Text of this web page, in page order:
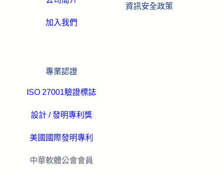
加入我們
資訊安全政策
專業認證
ISO 27001驗證標誌
設計 / 發明專利獎
美國國際發明專利
中華軟體公會會員